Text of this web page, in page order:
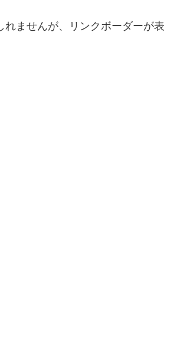
ませんが、リンクボーダーが表